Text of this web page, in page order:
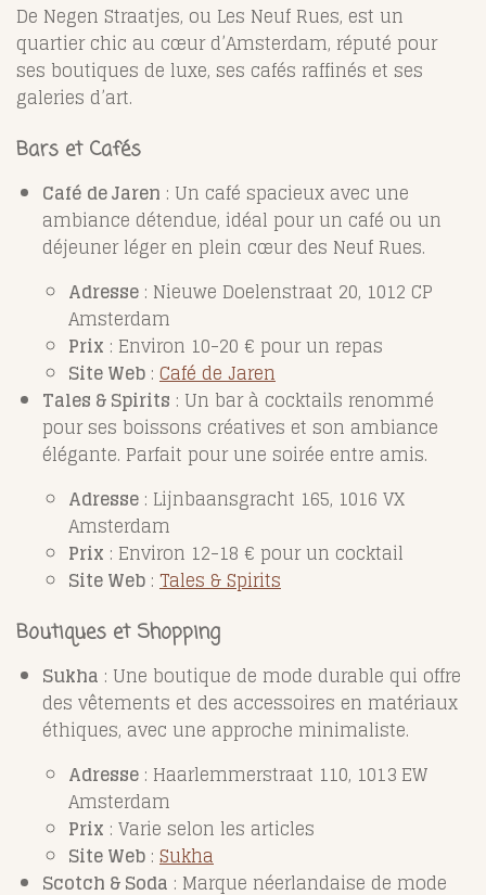
De Negen Straatjes, ou Les Neuf Rues, est un
quartier chic au cœur d’Amsterdam, réputé pour
ses boutiques de luxe, ses cafés raffinés et ses
galeries d’art.
Bars et Cafés
Café de Jaren : Un café spacieux avec une
ambiance détendue, idéal pour un café ou un
déjeuner léger en plein cœur des Neuf Rues.
Adresse : Nieuwe Doelenstraat 20, 1012 CP
Amsterdam
Prix : Environ 10-20 € pour un repas
Site Web : Café de Jaren
Tales & Spirits : Un bar à cocktails renommé
pour ses boissons créatives et son ambiance
élégante. Parfait pour une soirée entre amis.
Adresse : Lijnbaansgracht 165, 1016 VX
Amsterdam
Prix : Environ 12-18 € pour un cocktail
Site Web : Tales & Spirits
Boutiques et Shopping
Sukha : Une boutique de mode durable qui offre
des vêtements et des accessoires en matériaux
éthiques, avec une approche minimaliste.
Adresse : Haarlemmerstraat 110, 1013 EW
Amsterdam
Prix : Varie selon les articles
Site Web : Sukha
Scotch & Soda : Marque néerlandaise de mode